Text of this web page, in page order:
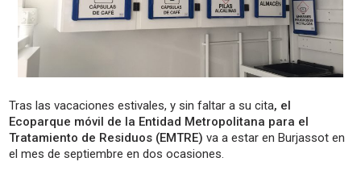
Tras las vacaciones estivales, y sin faltar a su cita, el
Ecoparque móvil de la Entidad Metropolitana para el
Tratamiento de Residuos (EMTRE) va a estar en Burjassot en
el mes de septiembre en dos ocasiones.